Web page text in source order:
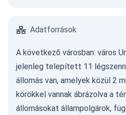
Adatforrások
A következő városban: város
jelenleg telepített 11
állomás van, amelyek közül 2
körökkel vannak ábrázolva a
állomásokat állampolgárok,